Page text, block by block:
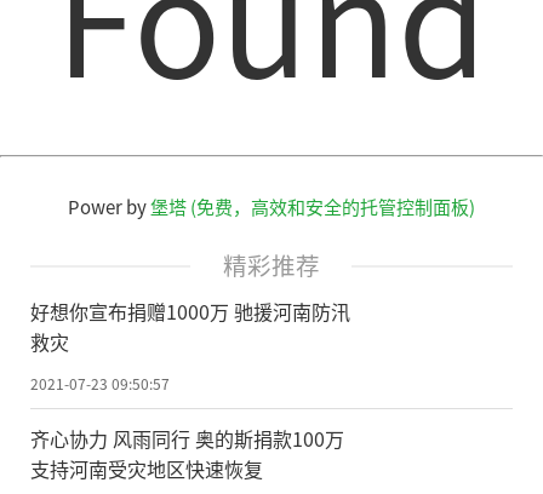
Power by堡塔 (免费，高效和安全的托管控制面板)
精彩推荐
好想你宣布捐赠1000万 驰援河南防汛
救灾
2021-07-23 09:50:57
齐心协力 风雨同行 奥的斯捐款100万
支持河南受灾地区快速恢复